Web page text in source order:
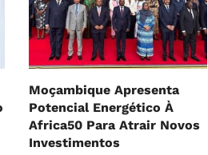
Moçambique Apresenta
Potencial Energético À
Africa50 Para Atrair Novos
Investimentos